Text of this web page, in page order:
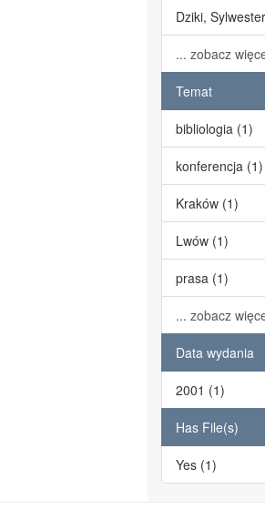
Dziki,
... zobacz
Temat
bibliologia (1)
konferencja (1)
Kraków (1)
Lwów (1)
prasa (1)
... zobacz
Data wydania
2001 (1)
Has File(s)
Yes (1)